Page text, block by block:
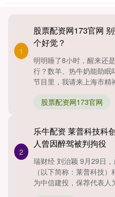
1
股票配资网173官网
个好觉？
明明睡了8小时，醒来还
行？数羊、热牛奶能助眠
节目里，我请来上海市精
股票配资网173官网
2
乐牛配资 莱普科技科
人曾因醉驾被判拘役
瑞财经 刘治颖 9月29日
（以下简称：莱普科技
为中信建投，保荐代表人